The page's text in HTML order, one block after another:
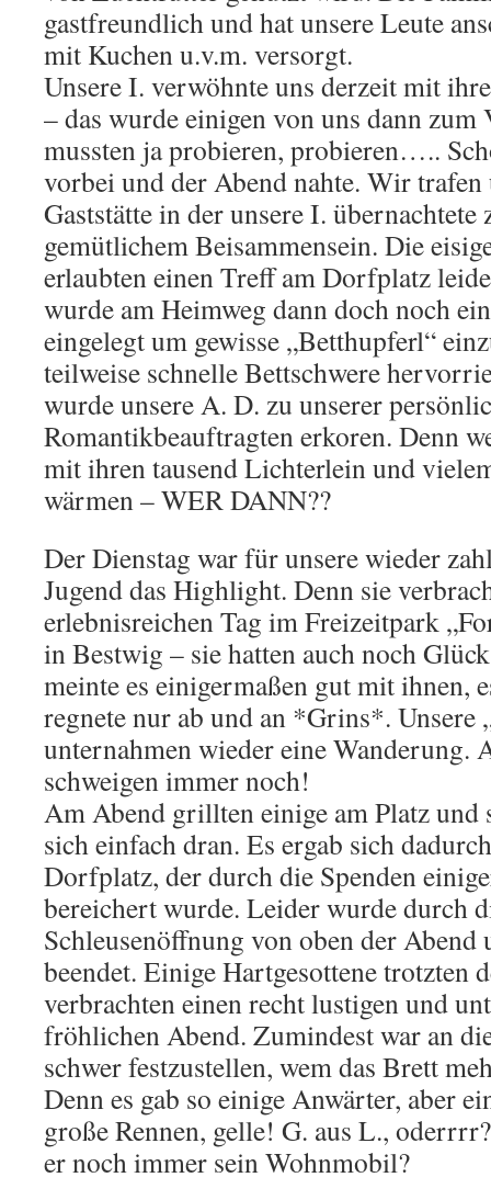
gastfreundlich und hat unsere Leute
mit Kuchen u.v.m. versorgt.
Unsere I. verwöhnte uns derzeit mit
– das wurde einigen von uns dann
mussten ja probieren, probieren…..
vorbei und der Abend nahte. Wir
Gaststätte in der unsere I. übernachtete
gemütlichem Beisammensein. Die
erlaubten einen Treff am Dorfplatz
wurde am Heimweg dann doch noch
eingelegt um gewisse „Betthupferl“
teilweise schnelle Bettschwere
wurde unsere A. D. zu unserer
Romantikbeauftragten erkoren. Denn
mit ihren tausend Lichterlein und
wärmen – WER DANN??
Der Dienstag war für unsere wieder
Jugend das Highlight. Denn sie
erlebnisreichen Tag im Freizeitpark
in Bestwig – sie hatten auch noch
meinte es einigermaßen gut mit ihnen,
regnete nur ab und an *Grins*. Unsere
unternahmen wieder eine Wanderung.
schweigen immer noch!
Am Abend grillten einige am Platz und
sich einfach dran. Es ergab sich
Dorfplatz, der durch die Spenden
bereichert wurde. Leider wurde durch
Schleusenöffnung von oben der
beendet. Einige Hartgesottene trotzten
verbrachten einen recht lustigen und
fröhlichen Abend. Zumindest war an
schwer festzustellen, wem das Brett
Denn es gab so einige Anwärter, aber
große Rennen, gelle! G. aus L.,
er noch immer sein Wohnmobil?